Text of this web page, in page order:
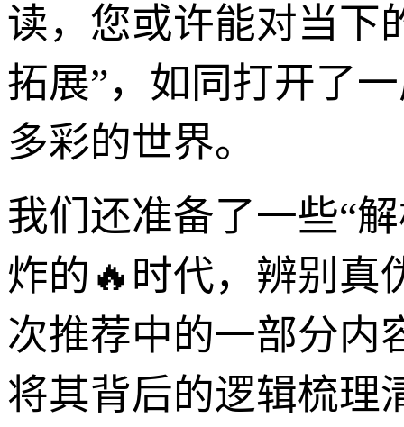
读，您或许能对当下
拓展”，如同打开了
多彩的世界。
我们还准备了一些“
炸的🔥时代，辨别真
次推荐中的一部分内
将其背后的逻辑梳